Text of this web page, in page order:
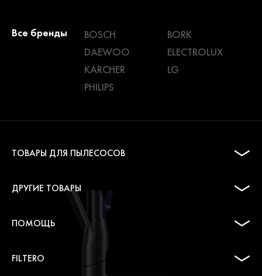
Все бренды BOSCH
BORK
DAEWOO
ELECTROLUX
KARCHER
LG
PHILIPS
ТОВАРЫ ДЛЯ ПЫЛЕСОСОВ
ДРУГИЕ ТОВАРЫ
ПОМОЩЬ
FILTERO